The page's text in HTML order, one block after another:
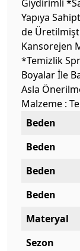
Giydirimli
Yapıya
de
Kansorejen
*Temizlik
Boyalar İle
Asla
Malzeme :
Beden
Beden
Beden
Beden
Materyal
Sezon